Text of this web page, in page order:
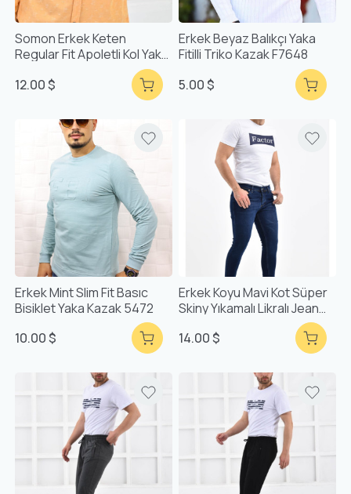
Somon Erkek Keten
Regular Fit Apoletli Kol Yaka
12.00 $
Erkek Beyaz Balıkçı Yaka
Fitilli Triko Kazak F7648
5.00 $
Erkek Mint Slim Fit Basıc
Bisiklet Yaka Kazak 5472
10.00 $
Erkek Koyu Mavi Kot Süper
Skiny Yıkamalı Likralı Jean
14.00 $